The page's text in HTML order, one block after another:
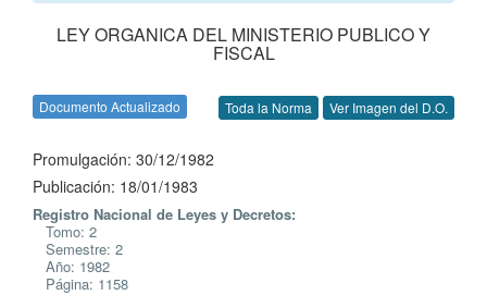
LEY ORGANICA DEL MINISTERIO PUBLICO Y
FISCAL
Documento Actualizado Toda la Norma Ver Imagen del D.O.
Promulgación: 30/12/1982
Publicación: 18/01/1983
Registro Nacional de Leyes y Decretos:
Tomo: 2
Semestre: 2
Año: 1982
Página: 1158